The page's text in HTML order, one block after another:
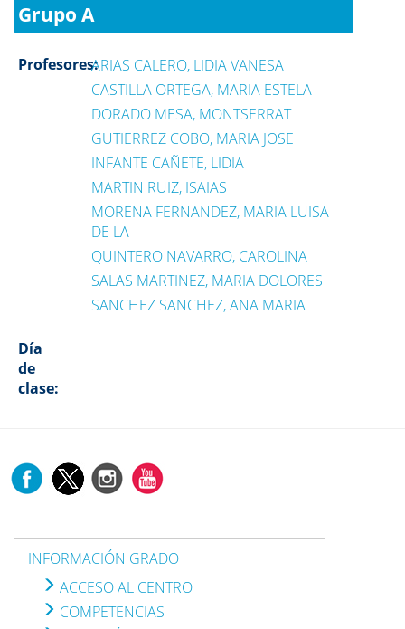
Grupo A
Profesores:ARIAS CALERO, LIDIA VANESA
CASTILLA ORTEGA, MARIA ESTELA
DORADO MESA, MONTSERRAT
GUTIERREZ COBO, MARIA JOSE
INFANTE CAÑETE, LIDIA
MARTIN RUIZ, ISAIAS
MORENA FERNANDEZ, MARIA LUISA
DE LA
QUINTERO NAVARRO, CAROLINA
SALAS MARTINEZ, MARIA DOLORES
SANCHEZ SANCHEZ, ANA MARIA
Día
de
clase:
INFORMACIÓN GRADO
ACCESO AL CENTRO
COMPETENCIAS